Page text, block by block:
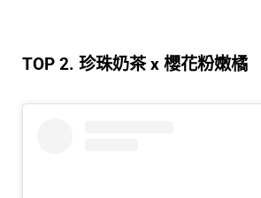
TOP 2. 珍珠奶茶 x 櫻花粉嫩橘